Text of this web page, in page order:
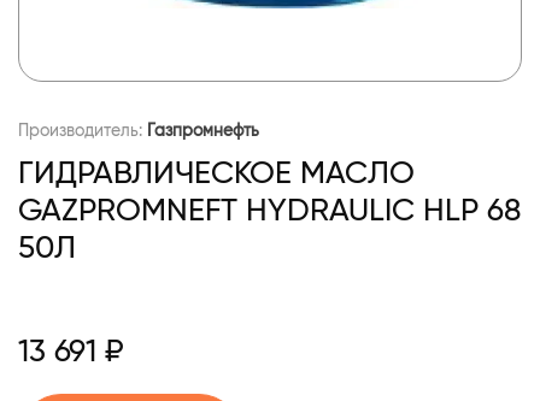
Производитель: Газпромнефть
ГИДРАВЛИЧЕСКОЕ МАСЛО
GAZPROMNEFT HYDRAULIC HLP 68
50Л
13 691 ₽